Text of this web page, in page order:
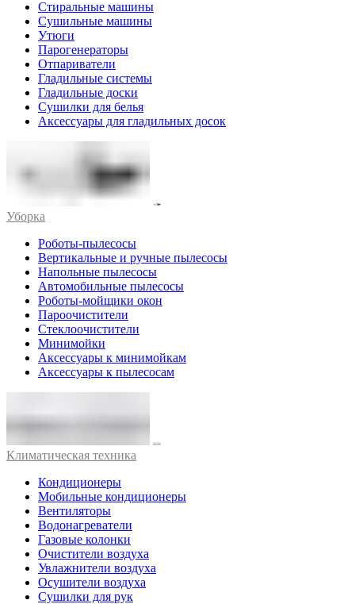
Стиральные машины
Сушильные машины
Утюги
Парогенераторы
Отпариватели
Гладильные системы
Гладильные доски
Сушилки для белья
Аксессуары для гладильных досок
Уборка
Роботы-пылесосы
Вертикальные и ручные пылесосы
Напольные пылесосы
Автомобильные пылесосы
Роботы-мойщики окон
Пароочистители
Стеклоочистители
Минимойки
Аксессуары к минимойкам
Аксессуары к пылесосам
Климатическая техника
Кондиционеры
Мобильные кондиционеры
Вентиляторы
Водонагреватели
Газовые колонки
Очистители воздуха
Увлажнители воздуха
Осушители воздуха
Сушилки для рук